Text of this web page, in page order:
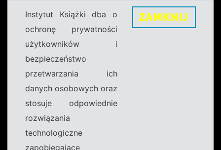
Instytut Książki dba o
ochronę prywatności
użytkowników i
bezpieczeństwo
przetwarzania ich
danych osobowych oraz
stosuje odpowiednie
rozwiązania
technologiczne
zapobiegające
ZAMKNIJ